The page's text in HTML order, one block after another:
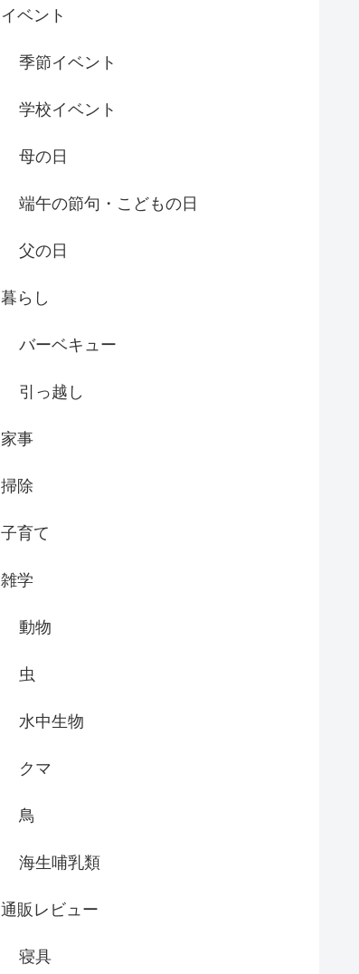
イベント
季節イベント
学校イベント
母の日
端午の節句・こどもの日
父の日
暮らし
バーベキュー
引っ越し
家事
掃除
子育て
雑学
動物
虫
水中生物
クマ
鳥
海生哺乳類
通販レビュー
寝具